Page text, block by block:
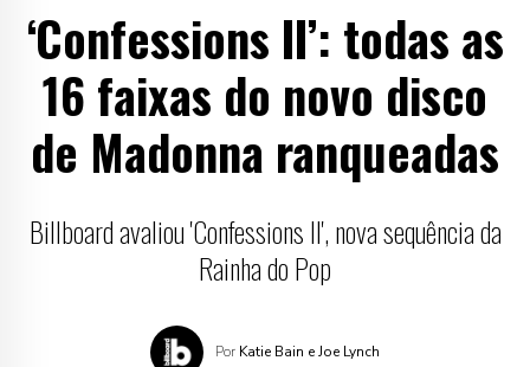
‘Confessions II’: todas as
16 faixas do novo disco
de Madonna ranqueadas
Billboard avaliou 'Confessions II', nova sequência da
Rainha do Pop
Por Katie Bain e Joe Lynch